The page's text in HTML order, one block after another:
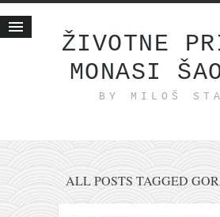
ŽIVOTNE
MONASI
BY MILOŠ
Životne priče
internet poslovanje
ishranom do zdravlja
moj haiku
ALL POSTS TAGGED